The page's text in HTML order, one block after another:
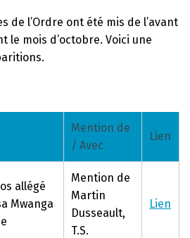
de l’Ordre ont été mis de l’avant
le mois d’octobre. Voici une
Mention de
/ Avec
Lien
allégé
Mwanga
Mention de
Martin
Dusseault,
T.S.
Lien